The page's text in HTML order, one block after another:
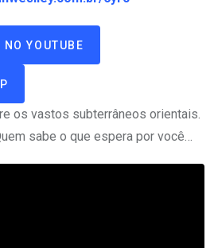
YOUTUBE
os vastos subterrâneos orientais.
sabe o que espera por você…